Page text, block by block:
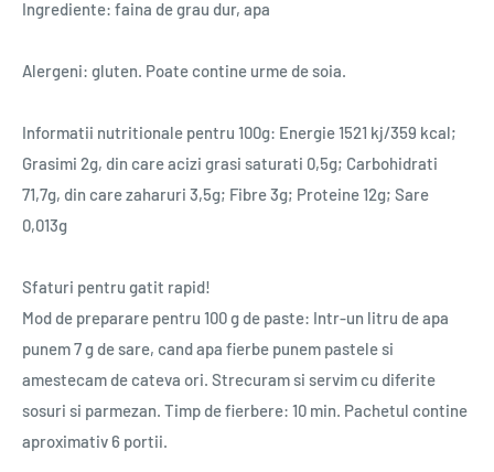
Ingrediente: faina de grau dur, apa
Alergeni: gluten. Poate contine urme de soia.
Informatii nutritionale pentru 100g: Energie 1521 kj/359 kcal;
Grasimi 2g, din care acizi grasi saturati 0,5g; Carbohidrati
71,7g, din care zaharuri 3,5g; Fibre 3g; Proteine 12g; Sare
0,013g
Sfaturi pentru gatit rapid!
Mod de preparare pentru 100 g de paste: Intr-un litru de apa
punem 7 g de sare, cand apa fierbe punem pastele si
amestecam de cateva ori. Strecuram si servim cu diferite
sosuri si parmezan. Timp de fierbere: 10 min. Pachetul contine
aproximativ 6 portii.